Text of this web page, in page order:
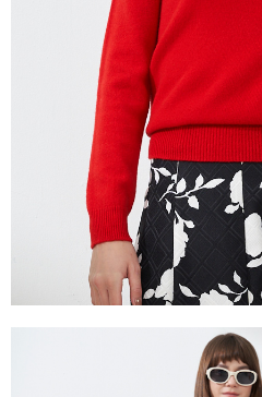
１．透過由恩沛科技股份有限公司提供
易，需依本服務之必要範圍內提供個人
權轉讓予恩沛科技股份有限公司。
２．關於個人資料處理事宜，請瀏覽以
https://aftee.tw/terms/#terms3
３．未成年的使用者請事先徵得法定代
「AFTEE先享後付」，若未經同意申辦
４．使用「AFTEE先享後付」時，將依
時審查核予不同之上限額度；若仍有額
請求用戶進行身份認證。
５．嚴禁一人註冊多個帳號或使用他人
恩沛科技股份有限公司將有權停止該用